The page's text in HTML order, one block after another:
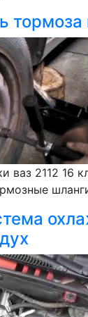
тормоза
ваз 2112 16